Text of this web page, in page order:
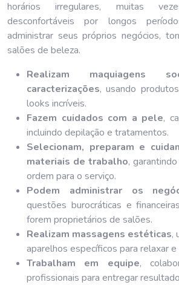
horários irregulares, muitas
desconfortáveis por longos
administrar seus próprios negócios,
salões de beleza.
Realizam maquiagens
caracterizações, usando
looks incríveis.
Fazem cuidados com a pele,
incluindo depilação e tratamentos.
Selecionam, preparam e
materiais de trabalho,
ordem para o serviço.
Podem administrar os
questões burocráticas e
forem proprietários de salões.
Realizam massagens estéticas,
aparelhos específicos para relaxar
Trabalham em equipe,
profissionais para entregar